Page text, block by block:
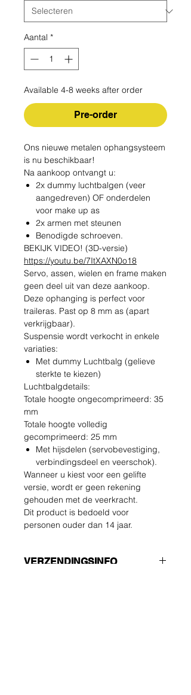
Aantal *
Available 4-8 weeks after order
Pre-order
Ons nieuwe metalen ophangsysteem
is nu beschikbaar!
Na aankoop ontvangt u:
2x dummy luchtbalgen (veer
aangedreven) OF onderdelen
voor make up as
2x armen met steunen
Benodigde schroeven.
BEKIJK VIDEO! (3D-versie)
https://youtu.be/7ItXAXN0o18
Servo, assen, wielen en frame maken
geen deel uit van deze aankoop.
Deze ophanging is perfect voor
traileras. Past op 8 mm as (apart
verkrijgbaar).
Suspensie wordt verkocht in enkele
variaties:
Met dummy Luchtbalg (gelieve
sterkte te kiezen)
Luchtbalgdetails:
Totale hoogte ongecomprimeerd: 35
mm
Totale hoogte volledig
gecomprimeerd: 25 mm
Met hijsdelen (servobevestiging,
verbindingsdeel en veerschok).
Wanneer u kiest voor een gelifte
versie, wordt er geen rekening
gehouden met de veerkracht.
Dit product is bedoeld voor
personen ouder dan 14 jaar.
VERZENDINGSINFO